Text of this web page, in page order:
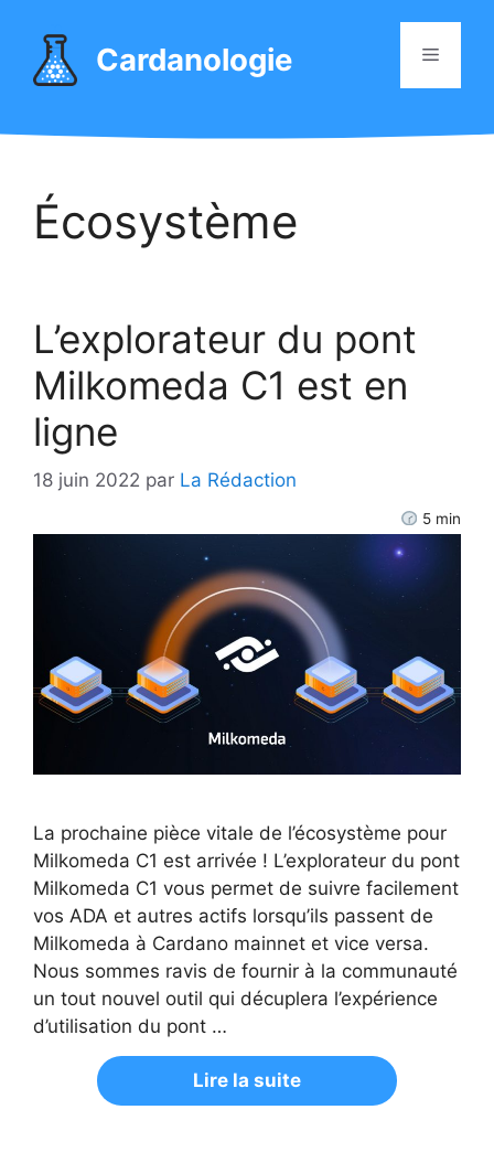
contenu
Cardanologie Menu
Écosystème
L’explorateur du pont
Milkomeda C1 est en
ligne
18 juin 2022 par La Rédaction
5 min
La prochaine pièce vitale de l’écosystème pour
Milkomeda C1 est arrivée ! L’explorateur du pont
Milkomeda C1 vous permet de suivre facilement
vos ADA et autres actifs lorsqu’ils passent de
Milkomeda à Cardano mainnet et vice versa.
Nous sommes ravis de fournir à la communauté
un tout nouvel outil qui décuplera l’expérience
d’utilisation du pont …
Lire la suite